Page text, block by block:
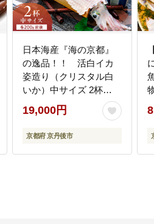
日本海産『海の京都』
の逸品！！ 活白イカ
姿造り（クリスタル白
いか）中サイズ 2杯
（200g前後）（2027年6
月上旬～発送） ふるさ
と納税 海鮮 鮮度抜群 新
調理 生産者応援 送料無
19,000円
京都府 京丹後市